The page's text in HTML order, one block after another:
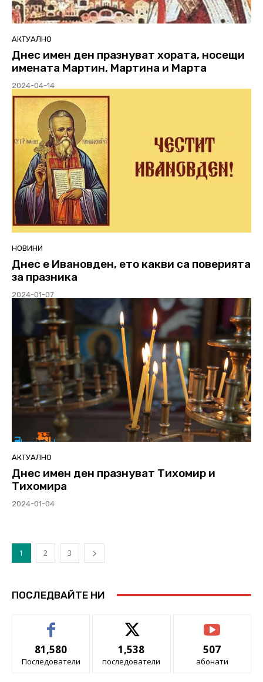
АКТУАЛНО
Днес имен ден празнуват хората, носещи
имената Мартин, Мартина и Марта
2024-04-14
НОВИНИ
Днес е Ивановден, ето какви са поверията
за празника
2024-01-07
АКТУАЛНО
Днес имен ден празнуват Тихомир и
Тихомира
2024-01-04
1 2 3
ПОСЛЕДВАЙТЕ НИ
81,580
Последователи
1,538
последователи
507
абонати